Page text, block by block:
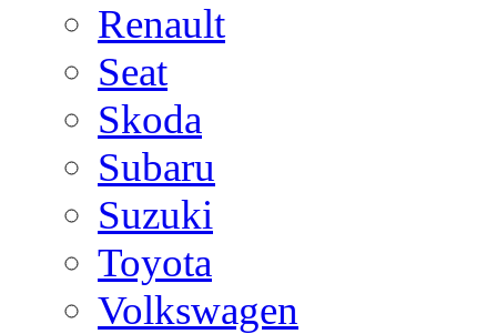
Renault
Seat
Skoda
Subaru
Suzuki
Toyota
Volkswagen